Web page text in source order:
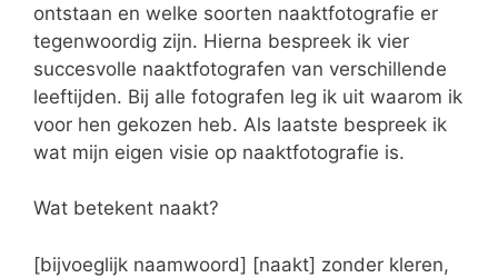
ontstaan en welke soorten naaktfotografie er
tegenwoordig zijn. Hierna bespreek ik vier
succesvolle naaktfotografen van verschillende
leeftijden. Bij alle fotografen leg ik uit waarom ik
voor hen gekozen heb. Als laatste bespreek ik
wat mijn eigen visie op naaktfotografie is.
Wat betekent naakt?
[bijvoeglijk naamwoord] [naakt] zonder kleren,